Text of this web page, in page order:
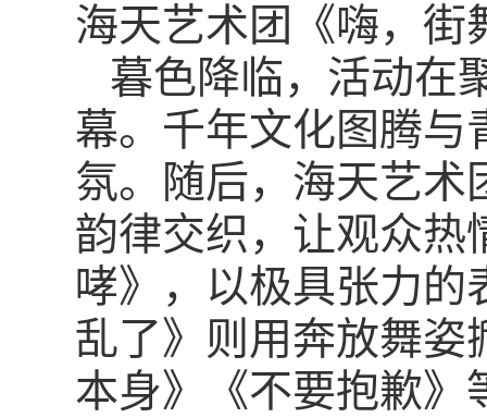
海天艺术团《嗨，街
暮色降临，活动在
幕。千年文化图腾与
氛。随后，海天艺术
韵律交织，让观众热
哮》，以极具张力的
乱了》则用奔放舞姿
本身》《不要抱歉》